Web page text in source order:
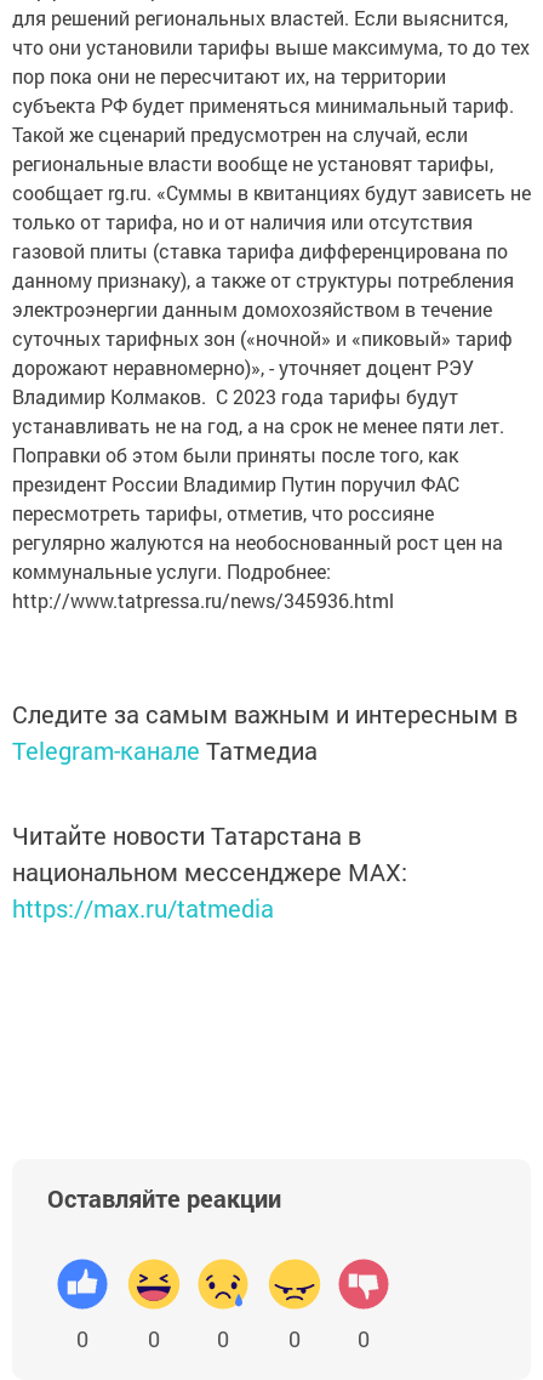
для решений региональных властей. Если выяснится,
что они установили тарифы выше максимума, то до тех
пор пока они не пересчитают их, на территории
субъекта РФ будет применяться минимальный тариф.
Такой же сценарий предусмотрен на случай, если
региональные власти вообще не установят тарифы,
сообщает rg.ru. «Суммы в квитанциях будут зависеть не
только от тарифа, но и от наличия или отсутствия
газовой плиты (ставка тарифа дифференцирована по
данному признаку), а также от структуры потребления
электроэнергии данным домохозяйством в течение
суточных тарифных зон («ночной» и «пиковый» тариф
дорожают неравномерно)», - уточняет доцент РЭУ
Владимир Колмаков. С 2023 года тарифы будут
устанавливать не на год, а на срок не менее пяти лет.
Поправки об этом были приняты после того, как
президент России Владимир Путин поручил ФАС
пересмотреть тарифы, отметив, что россияне
регулярно жалуются на необоснованный рост цен на
коммунальные услуги. Подробнее:
http://www.tatpressa.ru/news/345936.html
Следите за самым важным и интересным в
Telegram-канале Татмедиа
Читайте новости Татарстана в
национальном мессенджере MАХ:
https://max.ru/tatmedia
Оставляйте реакции
0 0 0 0 0